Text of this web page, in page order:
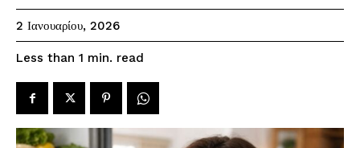
2 Ιανουαρίου, 2026
Less than 1 min. read